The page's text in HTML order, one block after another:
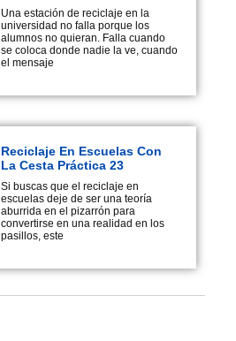
Una estación de reciclaje en la
universidad no falla porque los
alumnos no quieran. Falla cuando
se coloca donde nadie la ve, cuando
el mensaje
Reciclaje En Escuelas Con
La Cesta Práctica 23
Si buscas que el reciclaje en
escuelas deje de ser una teoría
aburrida en el pizarrón para
convertirse en una realidad en los
pasillos, este